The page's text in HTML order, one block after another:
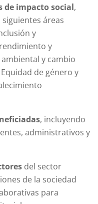
de impacto social,
áreas
y
y
y cambio
de género y
, incluyendo
administrativos y
del sector
de la sociedad
para